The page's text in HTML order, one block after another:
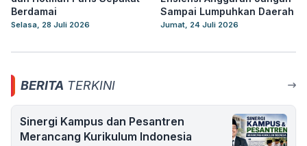
Berdamai
Selasa, 28 Juli 2026
Sampai Lumpuhkan Daerah
Jumat, 24 Juli 2026
BERITA TERKINI
Sinergi Kampus dan Pesantren
Merancang Kurikulum Indonesia